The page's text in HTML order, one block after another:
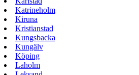
Katrineholm
Kiruna
Kristianstad
Kungsbacka
Kungälv
Köping
Laholm